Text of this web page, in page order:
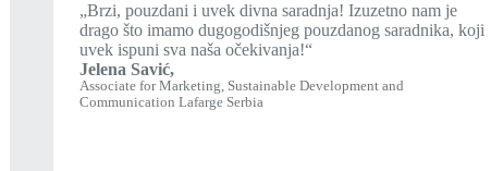
„Brzi, pouzdani i uvek divna saradnja! Izuzetno nam je
drago što imamo dugogodišnjeg pouzdanog saradnika, koji
uvek ispuni sva naša očekivanja!“
Jelena Savić,
Associate for Marketing, Sustainable Development and
Communication Lafarge Serbia